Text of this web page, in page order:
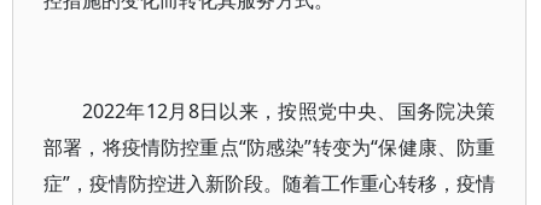
2022年12月8日以来，按照党中央、国务院决策
部署，将疫情防控重点“防感染”转变为“保健康、防重
症”，疫情防控进入新阶段。随着工作重心转移，疫情